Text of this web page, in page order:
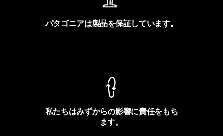
パタゴニアは製品を保証しています。
私たちはみずからの影響に責任をもち
ます。